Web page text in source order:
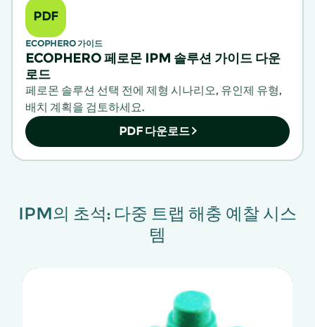
PDF
ECOPHERO 가이드
ECOPHERO 페로몬 IPM 솔루션 가이드 다운
로드
페로몬 솔루션 선택 전에 제형 시나리오, 유인제 유형,
배치 계획을 검토하세요.
PDF 다운로드
IPM의 초석: 다중 트랩 해충 예찰 시스
템